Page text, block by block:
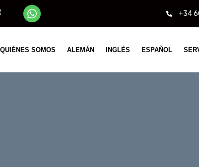
+34
QUIÉNES SOMOS ALEMÁN INGLÉS ESPAÑOL